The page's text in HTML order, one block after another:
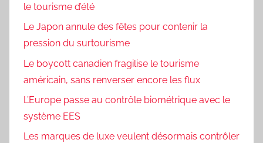
le tourisme d’été
Le Japon annule des fêtes pour contenir la
pression du surtourisme
Le boycott canadien fragilise le tourisme
américain, sans renverser encore les flux
L’Europe passe au contrôle biométrique avec le
système EES
Les marques de luxe veulent désormais contrôler